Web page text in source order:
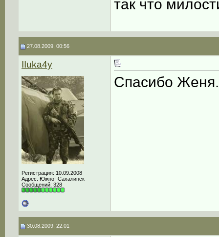
так что
27.08.2009, 00:56
IIuka4y
Регистрация: 10.09.2008
Адрес: Южно- Сахалинск
Сообщений: 328
Спасибо Женя.
30.08.2009, 22:01